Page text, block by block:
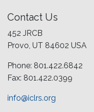
Contact Us
452 JRCB
Provo, UT 84602 USA
Phone: 801.422.6842
Fax: 801.422.0399
info@iclrs.org